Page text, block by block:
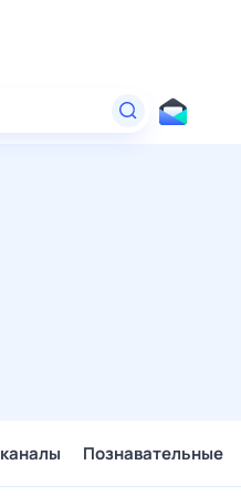
Познавательные